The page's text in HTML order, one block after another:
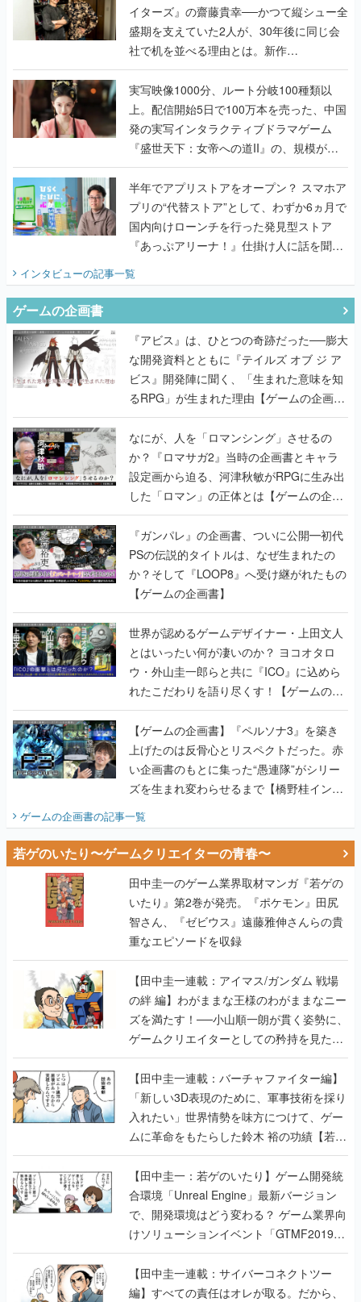
イターズ』の齋藤貴幸──かつて縦シュー全
盛期を支えていた2人が、30年後に同じ会
社で机を並べる理由とは。新作
『TATSUJIN EXTREME』で初タッグを組
んだレジェンド2人に訊く開発秘話
実写映像1000分、ルート分岐100種類以
上。配信開始5日で100万本を売った、中国
発の実写インタラクティブドラマゲーム
『盛世天下：女帝への道II』の、規模が違
うこだわりをプロデューサーに聞いた
半年でアプリストアをオープン？ スマホア
プリの“代替ストア”として、わずか6ヵ月で
国内向けローンチを行った発見型ストア
『あっぷアリーナ！』仕掛け人に話を聞い
インタビューの記事一覧
ゲームの企画書
『アビス』は、ひとつの奇跡だった──膨大
な開発資料とともに『テイルズ オブ ジ ア
ビス』開発陣に聞く、「生まれた意味を知
るRPG」が生まれた理由【ゲームの企画
書】
なにが、人を「ロマンシング」させるの
か？『ロマサガ2』当時の企画書とキャラ
設定画から迫る、河津秋敏がRPGに生み出
した「ロマン」の正体とは【ゲームの企画
書】
『ガンパレ』の企画書、ついに公開━初代
PSの伝説的タイトルは、なぜ生まれたの
か？そして『LOOP8』へ受け継がれたもの
【ゲームの企画書】
世界が認めるゲームデザイナー・上田文人
とはいったい何が凄いのか？ ヨコオタロ
ウ・外山圭一郎らと共に『ICO』に込めら
れたこだわりを語り尽くす！【ゲームの企
画書】
【ゲームの企画書】『ペルソナ3』を築き
上げたのは反骨心とリスペクトだった。赤
い企画書のもとに集った“愚連隊”がシリー
ズを生まれ変わらせるまで【橋野桂インタ
ゲームの企画書の記事一覧
若ゲのいたり〜ゲームクリエイターの青春〜
田中圭一のゲーム業界取材マンガ『若ゲの
いたり』第2巻が発売。『ポケモン』田尻
智さん、『ゼビウス』遠藤雅伸さんらの貴
重なエピソードを収録
【田中圭一連載：アイマス/ガンダム 戦場
の絆 編】わがままな王様のわがままなニー
ズを満たす！──小山順一朗が貫く姿勢に、
ゲームクリエイターとしての矜持を見た
【若ゲのいたり最終回】
【田中圭一連載：バーチャファイター編】
「新しい3D表現のために、軍事技術を採り
入れたい」世界情勢を味方につけて、ゲー
ムに革命をもたらした鈴木 裕の功績【若ゲ
のいたり】
【田中圭一：若ゲのいたり】ゲーム開発統
合環境「Unreal Engine」最新バージョン
で、開発環境はどう変わる？ ゲーム業界向
けソリューションイベント「GTMF2019」
に行って、より理解を深めよう【PR】
【田中圭一連載：サイバーコネクトツー
編】すべての責任はオレが取る。だから、